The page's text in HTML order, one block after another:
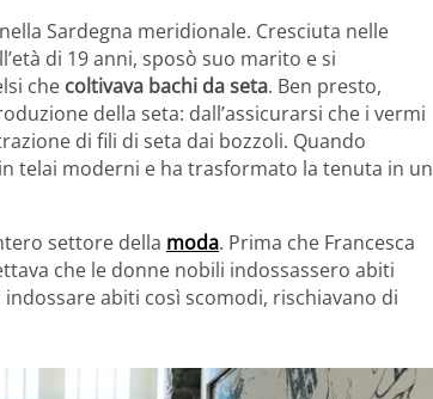
Sardegna meridionale. Cresciuta nelle
di 19 anni, sposò suo marito e si
che coltivava bachi da seta. Ben presto,
della seta: dall’assicurarsi che i vermi
di fili di seta dai bozzoli. Quando
telai moderni e ha trasformato la tenuta in un
settore della moda. Prima che Francesca
che le donne nobili indossassero abiti
abiti così scomodi, rischiavano di